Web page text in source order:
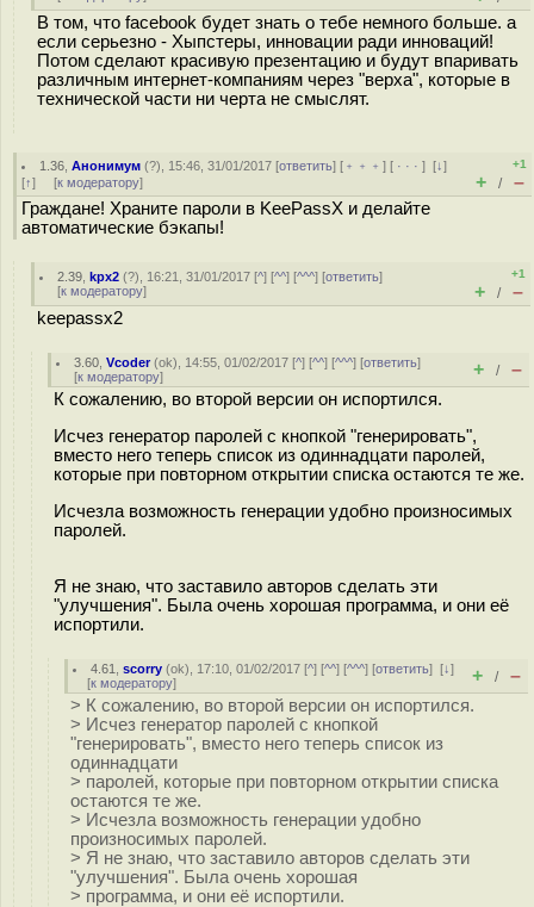
В том, что facebook будет знать о тебе немного больше. а
если серьезно - Хыпстеры, инновации ради инноваций!
Потом сделают красивую презентацию и будут впаривать
различным интернет-компаниям через "верха", которые в
технической части ни черта не смыслят.
1.36 ,Анонимум (?), 15:46, 31/01/2017 [ответить] [ ﹢﹢﹢] [ · · ·][↓]
[↑] [к модератору]
+1
+ / –
Граждане! Храните пароли в KeePassX и делайте
автоматические бэкапы!
2.39 ,kpx2 (?), 16:21, 31/01/2017 [^] [^^] [^^^] [ответить]
[к модератору]
+1
+ / –
keepassx2
3.60 ,Vcoder(ok), 14:55, 01/02/2017 [^] [^^] [^^^] [ответить]
[к модератору] + / –
К сожалению, во второй версии он испортился.
Исчез генератор паролей с кнопкой "генерировать",
вместо него теперь список из одиннадцати паролей,
которые при повторном открытии списка остаются те же.
Исчезла возможность генерации удобно произносимых
паролей.
Я не знаю, что заставило авторов сделать эти
"улучшения". Была очень хорошая программа, и они её
испортили.
4.61 ,scorry (ok), 17:10, 01/02/2017 [^] [^^] [^^^] [ответить][↓]
[к модератору] + / –
> К сожалению, во второй версии он испортился.
> Исчез генератор паролей с кнопкой
"генерировать", вместо него теперь список из
одиннадцати
> паролей, которые при повторном открытии списка
остаются те же.
> Исчезла возможность генерации удобно
произносимых паролей.
> Я не знаю, что заставило авторов сделать эти
"улучшения". Была очень хорошая
> программа, и они её испортили.